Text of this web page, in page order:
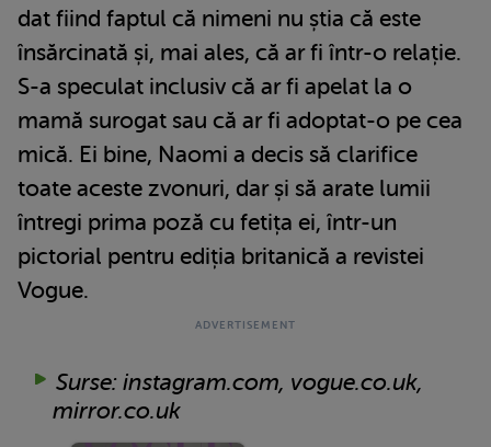
dat fiind faptul că nimeni nu știa că este
însărcinată și, mai ales, că ar fi într-o relație.
S-a speculat inclusiv că ar fi apelat la o
mamă surogat sau că ar fi adoptat-o pe cea
mică. Ei bine, Naomi a decis să clarifice
toate aceste zvonuri, dar și să arate lumii
întregi prima poză cu fetița ei, într-un
pictorial pentru ediția britanică a revistei
Vogue.
Surse: instagram.com, vogue.co.uk,
mirror.co.uk